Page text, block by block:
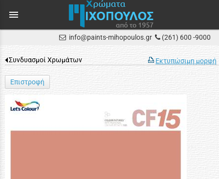
menu
info@paints-mihopoulos.gr (261) 600 -9000
Εκτυπώσιμη μορφή
Συνδυασμοί Χρωμάτων
Επιστροφή